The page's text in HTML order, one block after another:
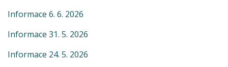
Informace 6. 6. 2026
Informace 31. 5. 2026
Informace 24. 5. 2026